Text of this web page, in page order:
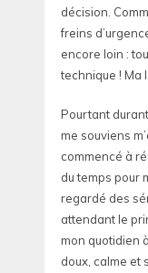
décision.
freins
encore loin :
technique ! Ma
Pourtant
me souviens
commencé à
du temps pour
regardé des
attendant le
mon quotidien
doux, calme et